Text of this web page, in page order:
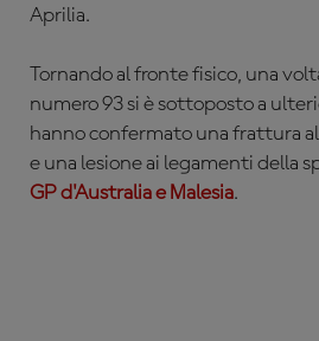
Aprilia.
Tornando al fronte fisico, una
numero 93 si è sottoposto a
hanno confermato una frattura
e una lesione ai legamenti della
GP d'Australia e Malesia.